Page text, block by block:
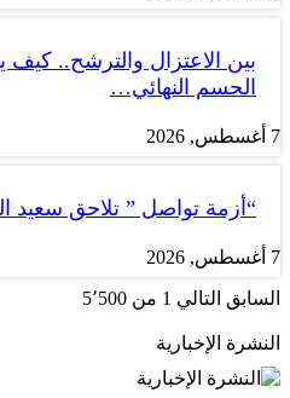
بين الاعتزال والترشح.. كيف
الحسم النهائي…
7 أغسطس, 2026
“أزمة تواصل ” تلاحق
7 أغسطس, 2026
السابق التالي 1 من 5٬500
النشرة الإخبارية